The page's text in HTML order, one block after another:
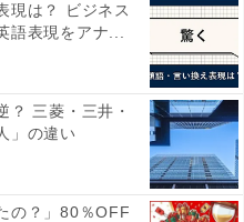
た。回答者全体の62.6％を
ピークと重なるので平日
代女性）」などの声が見
現は？ ビジネス
語表現をアナ...
？ 三菱・三井・
」の違い
の？」80％OFF